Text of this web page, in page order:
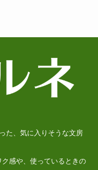
た、気に入りそうな文房
感や、使っているときの